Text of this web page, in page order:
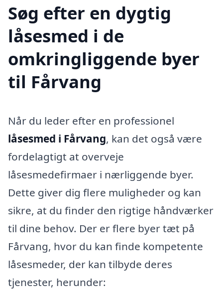
Søg efter en dygtig
låsesmed i de
omkringliggende byer
til Fårvang
Når du leder efter en professionel
låsesmed i Fårvang, kan det også være
fordelagtigt at overveje
låsesmedefirmaer i nærliggende byer.
Dette giver dig flere muligheder og kan
sikre, at du finder den rigtige håndværker
til dine behov. Der er flere byer tæt på
Fårvang, hvor du kan finde kompetente
låsesmeder, der kan tilbyde deres
tjenester, herunder: